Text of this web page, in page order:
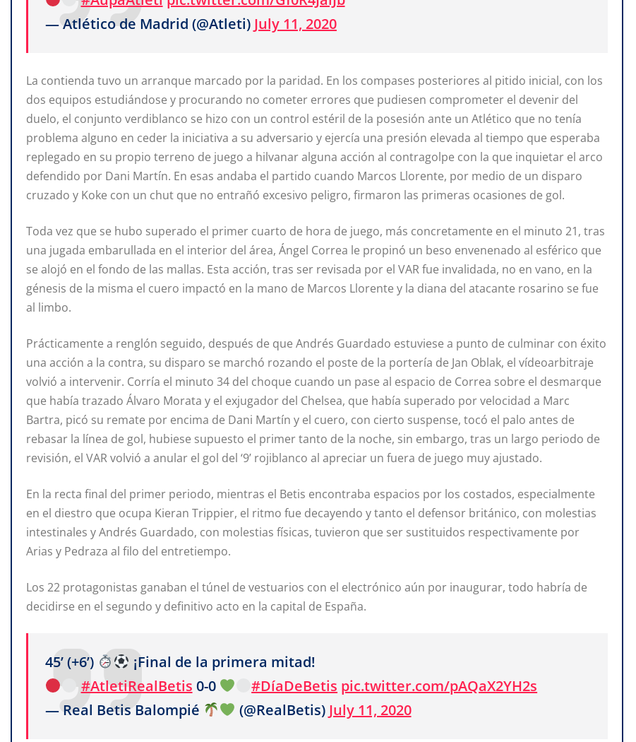
— Atlético de Madrid (@Atleti) July 11, 2020
La contienda tuvo un arranque marcado por la paridad. En los compases posteriores al pitido inicial, con los
dos equipos estudiándose y procurando no cometer errores que pudiesen comprometer el devenir del
duelo, el conjunto verdiblanco se hizo con un control estéril de la posesión ante un Atlético que no tenía
problema alguno en ceder la iniciativa a su adversario y ejercía una presión elevada al tiempo que esperaba
replegado en su propio terreno de juego a hilvanar alguna acción al contragolpe con la que inquietar el arco
defendido por Dani Martín. En esas andaba el partido cuando Marcos Llorente, por medio de un disparo
cruzado y Koke con un chut que no entrañó excesivo peligro, firmaron las primeras ocasiones de gol.
Toda vez que se hubo superado el primer cuarto de hora de juego, más concretamente en el minuto 21, tras
una jugada embarullada en el interior del área, Ángel Correa le propinó un beso envenenado al esférico que
se alojó en el fondo de las mallas. Esta acción, tras ser revisada por el VAR fue invalidada, no en vano, en la
génesis de la misma el cuero impactó en la mano de Marcos Llorente y la diana del atacante rosarino se fue
al limbo.
Prácticamente a renglón seguido, después de que Andrés Guardado estuviese a punto de culminar con éxito
una acción a la contra, su disparo se marchó rozando el poste de la portería de Jan Oblak, el vídeoarbitraje
volvió a intervenir. Corría el minuto 34 del choque cuando un pase al espacio de Correa sobre el desmarque
que había trazado Álvaro Morata y el exjugador del Chelsea, que había superado por velocidad a Marc
Bartra, picó su remate por encima de Dani Martín y el cuero, con cierto suspense, tocó el palo antes de
rebasar la línea de gol, hubiese supuesto el primer tanto de la noche, sin embargo, tras un largo periodo de
revisión, el VAR volvió a anular el gol del ‘9’ rojiblanco al apreciar un fuera de juego muy ajustado.
En la recta final del primer periodo, mientras el Betis encontraba espacios por los costados, especialmente
en el diestro que ocupa Kieran Trippier, el ritmo fue decayendo y tanto el defensor británico, con molestias
intestinales y Andrés Guardado, con molestias físicas, tuvieron que ser sustituidos respectivamente por
Arias y Pedraza al filo del entretiempo.
Los 22 protagonistas ganaban el túnel de vestuarios con el electrónico aún por inaugurar, todo habría de
decidirse en el segundo y definitivo acto en la capital de España.
45’ (+6’)
¡Final de la primera mitad!
#AtletiRealBetis 0-0 #DíaDeBetis pic.twitter.com/pAQaX2YH2s
— Real Betis Balompié
(@RealBetis) July 11, 2020